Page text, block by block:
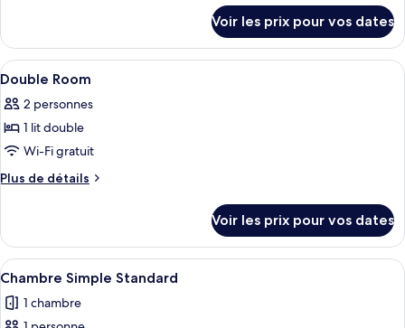
place
chambre :
Twin
Room
le
type
de
Twin
Room
Voir les prix pour vos dates
Afficher
toutes
les
photos
pour
ce
chambre :
Double
Room
Une chambre avec un lit, deux
4
Double Room
2 personnes
1 lit double
Wi-Fi gratuit
Plus de détails
Plus
le
type
de
Double
Room
Voir les prix pour vos dates
Afficher
toutes
les
Une chambre d’hôtel avec un lit,
4
Chambre Simple Standard
1 chambre